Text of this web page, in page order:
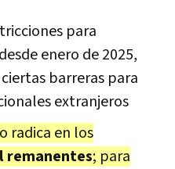
para
enero de 2025,
barreras para
extranjeros
radica en los
remanentes; para